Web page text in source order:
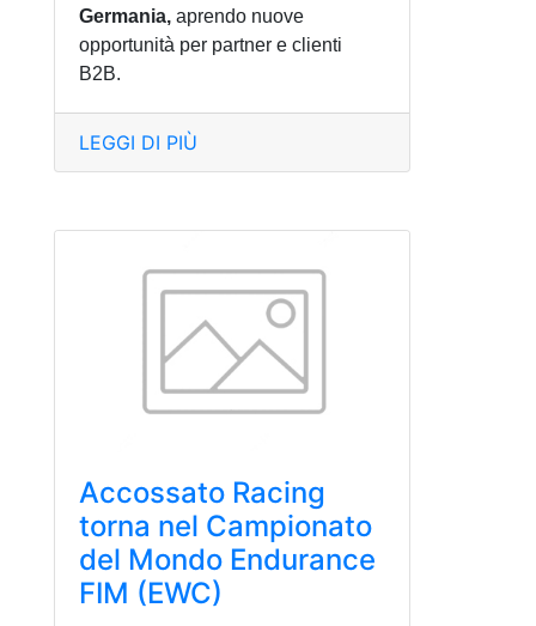
Germania, aprendo nuove
opportunità per partner e clienti
B2B.
LEGGI DI PIÙ
Accossato Racing
torna nel Campionato
del Mondo Endurance
FIM (EWC)